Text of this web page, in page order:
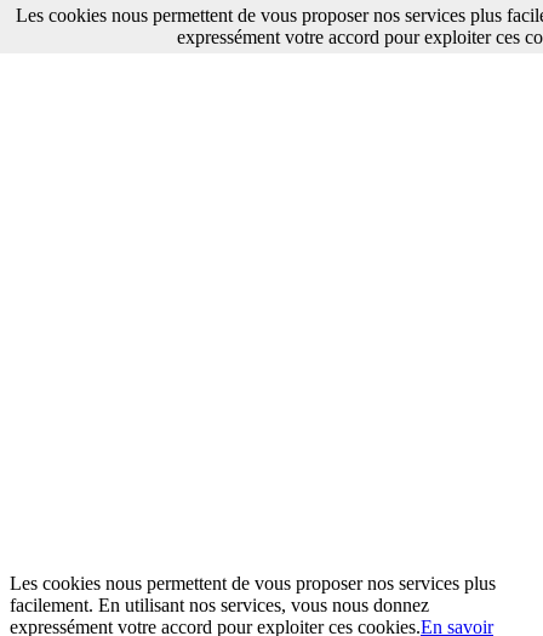
Les cookies nous permettent de vous proposer nos services plus
facilement. En utilisant nos services, vous nous donnez
expressément votre accord pour exploiter ces cookies.En savoir
Les cookies nous permettent de vous proposer nos services plus
expressément votre accord pour exploiter ces